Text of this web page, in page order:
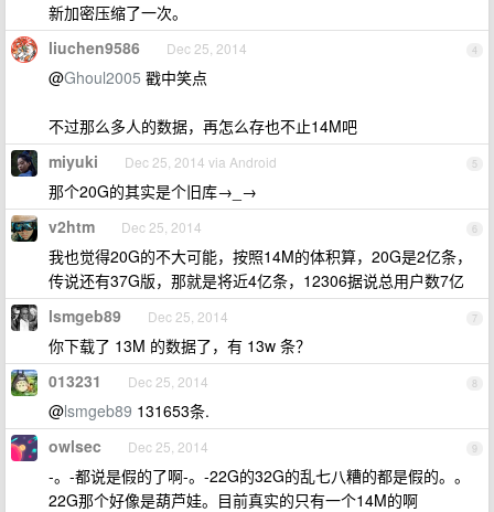
新加密压缩了一次。
4
liuchen9586 Dec 25, 2014
@Ghoul2005 戳中笑点
不过那么多人的数据，再怎么存也不止14M吧
5
miyuki Dec 25, 2014 via Android
那个20G的其实是个旧库→_→
6
v2htm Dec 25, 2014
我也觉得20G的不大可能，按照14M的体积算，20G是2亿条，
传说还有37G版，那就是将近4亿条，12306据说总用户数7亿
7
lsmgeb89 Dec 25, 2014
你下载了 13M 的数据了，有 13w 条？
8
013231 Dec 25, 2014
@lsmgeb89 131653条.
9
owlsec Dec 25, 2014
-。-都说是假的了啊-。-22G的32G的乱七八糟的都是假的。。
22G那个好像是葫芦娃。目前真实的只有一个14M的啊